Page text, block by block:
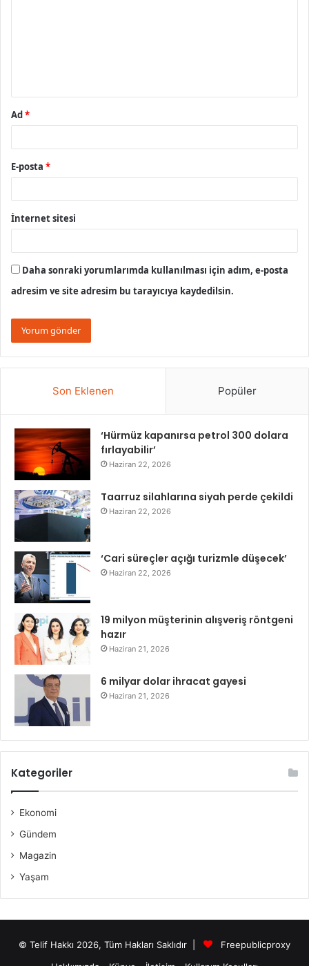
Ad*
E-posta *
İnternet sitesi
Daha sonraki yorumlarımda kullanılması için adım, e-posta
adresim ve site adresim bu tarayıcıya kaydedilsin.
Son Eklenen Popüler
‘Hürmüz kapanırsa petrol 300 dolara
fırlayabilir’
Haziran 22, 2026
Taarruz silahlarına siyah perde çekildi
Haziran 22, 2026
‘Cari süreçler açığı turizmle düşecek’
Haziran 22, 2026
19 milyon müşterinin alışveriş röntgeni
hazır
Haziran 21, 2026
6 milyar dolar ihracat gayesi
Haziran 21, 2026
Kategoriler
Ekonomi
Gündem
Magazin
Yaşam
© Telif Hakkı 2026, Tüm Hakları Saklıdır |
Freepublicproxy